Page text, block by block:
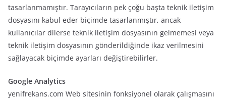
tasarlanmamıştır. Tarayıcıların pek çoğu başta teknik iletişim
dosyasını kabul eder biçimde tasarlanmıştır, ancak
kullanıcılar dilerse teknik iletişim dosyasının gelmemesi veya
teknik iletişim dosyasının gönderildiğinde ikaz verilmesini
sağlayacak biçimde ayarları değiştirebilirler.
Google Analytics
yenifrekans.com Web sitesinin fonksiyonel olarak çalışmasını